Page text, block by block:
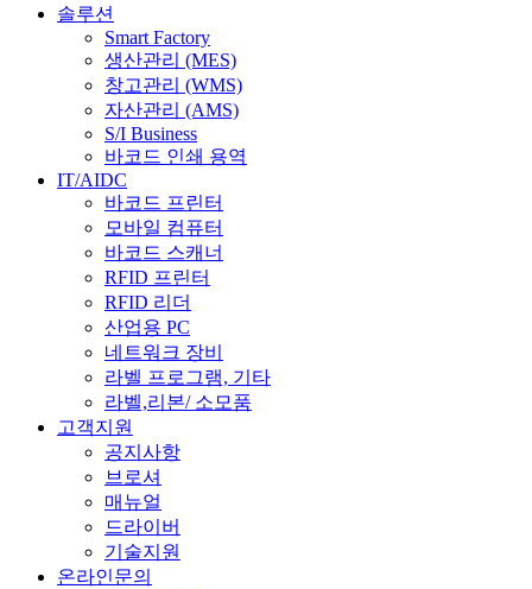
솔루션
Smart Factory
생산관리 (MES)
창고관리 (WMS)
자산관리 (AMS)
S/I Business
바코드 인쇄 용역
IT/AIDC
바코드 프린터
모바일 컴퓨터
바코드 스캐너
RFID 프린터
RFID 리더
산업용 PC
네트워크 장비
라벨 프로그램, 기타
라벨,리본/ 소모품
고객지원
공지사항
브로셔
매뉴얼
드라이버
기술지원
온라인문의